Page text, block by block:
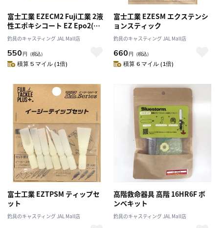
富士工業 EZECM2 Fuji工業 2液
性エポキシコート EZ Epo2(イ
ージーエポ2)
釣具のキャスティング JAL Mall店
550 円 （税込）
積算 5 マイル (1倍)
富士工業 EZESM エクステンシ
ョンスティック
釣具のキャスティング JAL Mall店
660 円 （税込）
積算 6 マイル (1倍)
富士工業 EZTPSM ティップセ
ット
釣具のキャスティング JAL Mall店
高階救命器具 高階 16HR6F ボ
ンベキット
釣具のキャスティング JAL Mall店